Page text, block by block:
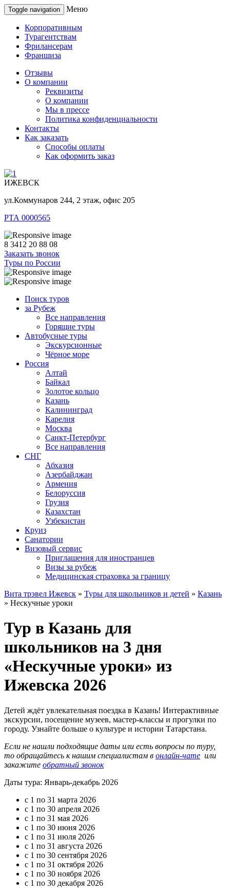
Toggle navigation Меню
Корпоративным
Турагентствам
Фрилансерам
Франшиза
Отзывы
О компании
Реквизиты
О компании
Мы в прессе
Политика конфиденциальности
Контакты
Как заказать
Способы оплаты
Как оформить заказ
ИЖЕВСК
ул.Коммунаров 244, 2 этаж, офис 205
РТА 0000565
8 3412 20 88 08
Заказать звонок
Туры по России
Поиск туров
за Рубеж
Все направления
Горящие туры
Автобусные туры
Экскурсионные
Чёрное море
Россия
Алтай
Байкал
Золотое кольцо
Казань
Калининград
Карелия
Москва
Санкт-Петербург
Все направления
СНГ
Абхазия
Азербайджан
Армения
Белоруссия
Грузия
Казахстан
Узбекистан
Круиз
Санатории
Визовый сервис
Приглашения для иностранцев
Визы за рубеж
Медицинская страховка за границу
Вита трэвел Ижевск » Туры для школьников и детей » Казань
» Нескучные уроки
Тур в Казань для
школьников на 3 дня
«Нескучные уроки» из
Ижевска 2026
Детей ждёт увлекательная поездка в Казань! Интерактивные
экскурсии, посещение музеев, мастер-классы и прогулки по
городу. Узнайте больше о культуре и истории Татарстана.
Если не нашли подходящие даты или есть вопросы по туру,
то обращайтесь к нашим специалистам в онлайн-чате или
закажите обратный звонок
Даты тура: Январь-декабрь 2026
с 1 по 31 марта 2026
с 1 по 30 апреля 2026
с 1 по 31 мая 2026
с 1 по 30 июня 2026
с 1 по 31 июля 2026
с 1 по 31 августа 2026
с 1 по 30 сентября 2026
с 1 по 31 октября 2026
с 1 по 30 ноября 2026
с 1 по 30 декабря 2026